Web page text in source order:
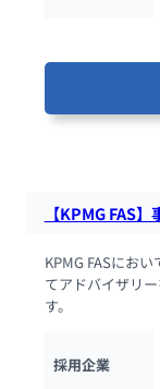
【KPMG FAS
KPMG FASにお
てアドバイザリ
す。
採用企業